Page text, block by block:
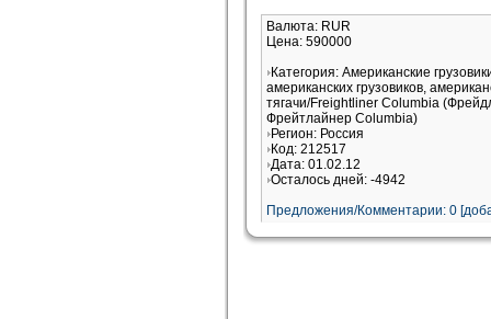
Валюта: RUR
Цена: 590000
Категория: Американские
американских грузовиков,
тягачи/Freightliner Columbia
Фрейтлайнер Columbia)
Регион: Россия
Код: 212517
Дата: 01.02.12
Осталось дней: -4942
Предложения/Комментарии: 0